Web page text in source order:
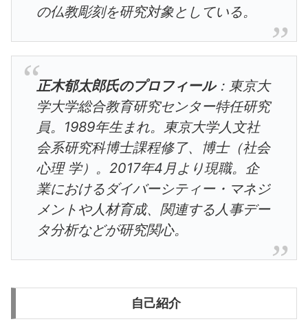
の仏教彫刻を研究対象としている。
正木郁太郎氏のプロフィール：東京大
学大学総合教育研究センター特任研究
員。1989年生まれ。東京大学人文社
会系研究科博士課程修了、博士（社会
心理 学）。2017年4月より現職。企
業におけるダイバーシティー・マネジ
メントや人材育成、関連する人事デー
タ分析などが研究関心。
自己紹介